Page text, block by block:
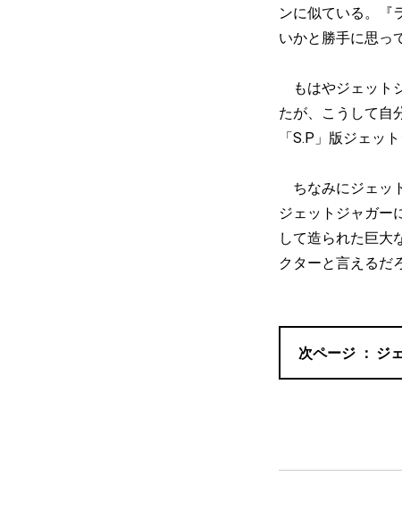
ンに似ている。『
いかと勝手に思っ
もはやジェット
たが、こうして自
「S.P」版ジェッ
ちなみにジェッ
ジェットジャガー
して造られた巨大
クターと言えるだ
ジ